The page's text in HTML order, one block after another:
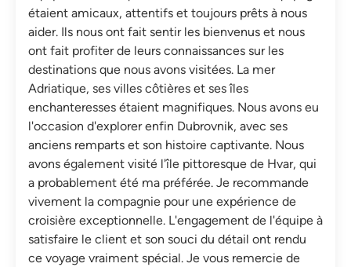
étaient amicaux, attentifs et toujours prêts à nous
aider. Ils nous ont fait sentir les bienvenus et nous
ont fait profiter de leurs connaissances sur les
destinations que nous avons visitées. La mer
Adriatique, ses villes côtières et ses îles
enchanteresses étaient magnifiques. Nous avons eu
l'occasion d'explorer enfin Dubrovnik, avec ses
anciens remparts et son histoire captivante. Nous
avons également visité l'île pittoresque de Hvar, qui
a probablement été ma préférée. Je recommande
vivement la compagnie pour une expérience de
croisière exceptionnelle. L'engagement de l'équipe à
satisfaire le client et son souci du détail ont rendu
ce voyage vraiment spécial. Je vous remercie de